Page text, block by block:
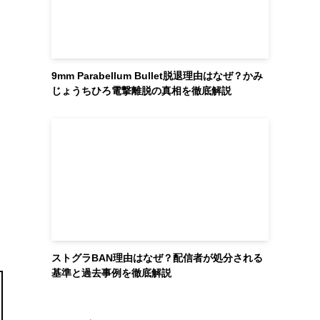
9mm Parabellum Bullet脱退理由はなぜ？かみ
じょうちひろ電撃離脱の真相を徹底解説
ストグラBAN理由はなぜ？配信者が処分される
基準と過去事例を徹底解説